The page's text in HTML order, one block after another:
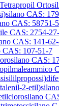
CAS:
CAS: 58751-
CAS: 2754-
CAS: 141-
CAS: 107-51-7
CAS:
2-